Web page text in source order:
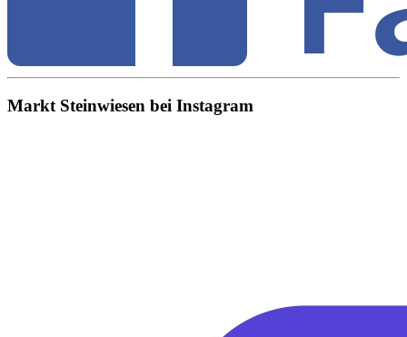
Markt Steinwiesen bei Instagram